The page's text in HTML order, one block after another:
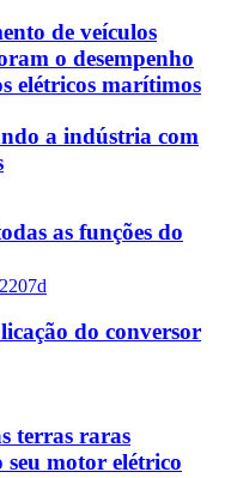
de veículos
o desempenho
elétricos marítimos
a indústria com
as funções do
do conversor
terras raras
seu motor elétrico